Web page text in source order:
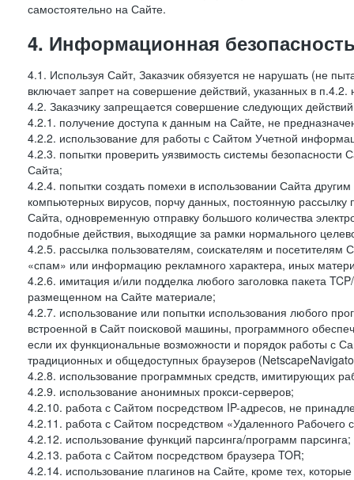
самостоятельно на Сайте.
4. Информационная
4.1. Используя Сайт, Заказчик обязуется не нарушать (не
включает запрет на совершение действий, указанных в
4.2. Заказчику запрещается совершение следующих
4.2.1. получение доступа к данным на Сайте, не
4.2.2. использование для работы с Сайтом Учетной
4.2.3. попытки проверить уязвимость системы
Сайта;
4.2.4. попытки создать помехи в использовании Сайта
компьютерных вирусов, порчу данных, постоянную
Сайта, одновременную отправку большого количества
подобные действия, выходящие за рамки нормального
4.2.5. рассылка пользователям, соискателям и
«спам» или информацию рекламного характера, иных
4.2.6. имитация и/или подделка любого заголовка пакета
размещенном на Сайте материале;
4.2.7. использование или попытки использования любого
встроенной в Сайт поисковой машины, программного
если их функциональные возможности и порядок работы с
традиционных и общедоступных браузеров
4.2.8. использование программных средств, имитирующих
4.2.9. использование анонимных прокси-серверов;
4.2.10. работа с Сайтом посредством IP-адресов, не
4.2.11. работа с Сайтом посредством «Удаленного Рабочего
4.2.12. использование функций парсинга/программ парсинга;
4.2.13. работа с Сайтом посредством браузера TOR;
4.2.14. использование плагинов на Сайте, кроме тех,